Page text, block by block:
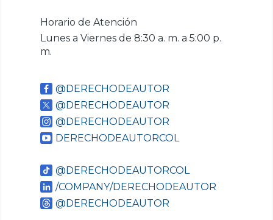
Horario de Atención
Lunes a Viernes de 8:30 a. m. a 5:00 p.
m.
@DERECHODEAUTOR
@DERECHODEAUTOR
@DERECHODEAUTOR
DERECHODEAUTORCOL
@DERECHODEAUTORCOL
/COMPANY/DERECHODEAUTOR
@DERECHODEAUTOR